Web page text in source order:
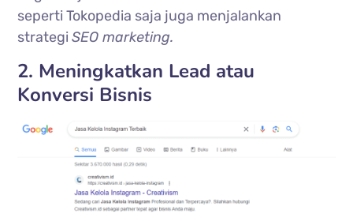
seperti Tokopedia saja juga menjalankan
strategiSEO marketing.
2. Meningkatkan Lead atau
Konversi Bisnis